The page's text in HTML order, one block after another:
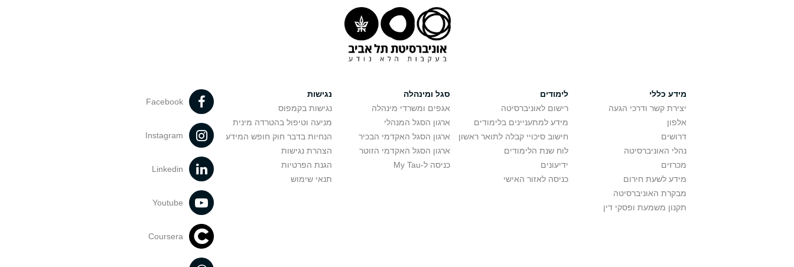
מידע כללי
יצירת קשר ודרכי הגעה
אלפון
דרושים
נהלי האוניברסיטה
מכרזים
מידע לשעת חירום
מבקרת האוניברסיטה
תקנון משמעת ופסקי דין
לימודים
רישום לאוניברסיטה
מידע למתעניינים בלימודים
חישוב סיכויי קבלה לתואר ראשון
לוח שנת הלימודים
ידיעונים
כניסה לאזור האישי
סגל ומינהלה
אגפים ומשרדי מינהלה
ארגון הסגל המנהלי
ארגון הסגל האקדמי הבכיר
ארגון הסגל האקדמי הזוטר
כניסה ל-My Tau
נגישות
נגישות בקמפוס
מניעה וטיפול בהטרדה מינית
הנחיות בדבר חוק חופש המידע
הצהרת נגישות
הגנת הפרטיות
תנאי שימוש
Facebook
Instagram
Linkedin
Youtube
Coursera